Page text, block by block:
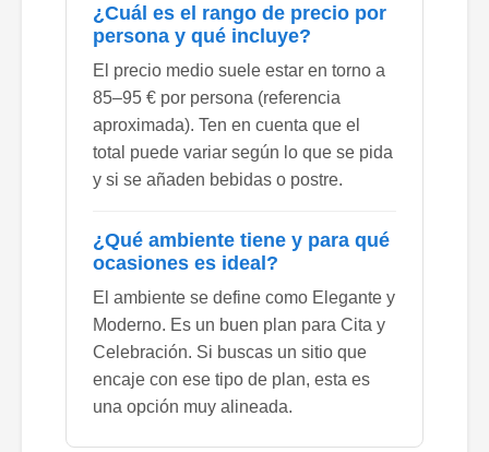
¿Cuál es el rango de precio por
persona y qué incluye?
El precio medio suele estar en torno a
85–95 € por persona (referencia
aproximada). Ten en cuenta que el
total puede variar según lo que se pida
y si se añaden bebidas o postre.
¿Qué ambiente tiene y para qué
ocasiones es ideal?
El ambiente se define como Elegante y
Moderno. Es un buen plan para Cita y
Celebración. Si buscas un sitio que
encaje con ese tipo de plan, esta es
una opción muy alineada.